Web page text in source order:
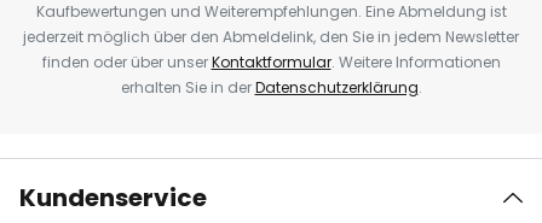
Kaufbewertungen und Weiterempfehlungen. Eine Abmeldung ist
jederzeit möglich über den Abmeldelink, den Sie in jedem Newsletter
finden oder über unserKontaktformular. Weitere Informationen
erhalten Sie in derDatenschutzerklärung.
Kundenservice